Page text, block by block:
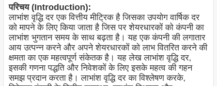
परिचय (Introduction):
लाभांश वृद्धि दर एक वित्तीय मीट्रिक है जिसका उपयोग वार्षिक दर
को मापने के लिए किया जाता है जिस पर शेयरधारकों को कंपनी का
लाभांश भुगतान समय के साथ बढ़ता है। यह एक कंपनी की लगातार
आय उत्पन्न करने और अपने शेयरधारकों को लाभ वितरित करने की
क्षमता का एक महत्वपूर्ण संकेतक है। यह लेख लाभांश वृद्धि दर,
इसकी गणना पद्धति और निवेशकों के लिए इसके महत्व की गहन
समझ प्रदान करता है। लाभांश वृद्धि दर का विश्लेषण करके,